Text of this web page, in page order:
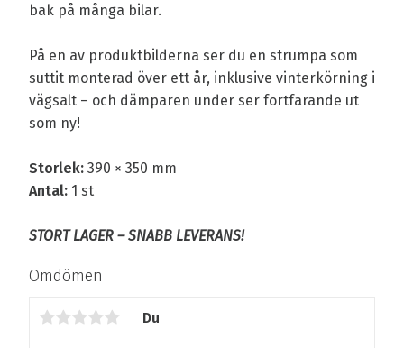
bak på många bilar.
På en av produktbilderna ser du en strumpa som
suttit monterad över ett år, inklusive vinterkörning i
vägsalt – och dämparen under ser fortfarande ut
som ny!
Storlek: 390 × 350 mm
Antal: 1 st
STORT LAGER – SNABB LEVERANS!
Omdömen
Du